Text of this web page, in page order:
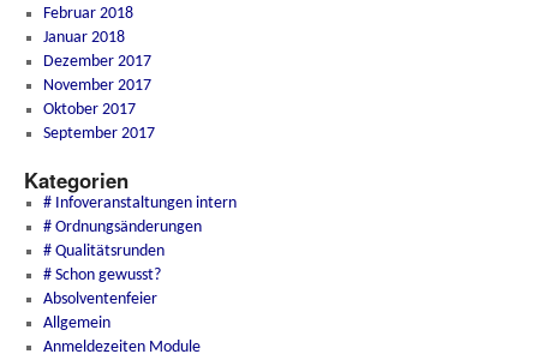
Februar 2018
Januar 2018
Dezember 2017
November 2017
Oktober 2017
September 2017
Kategorien
# Infoveranstaltungen intern
# Ordnungsänderungen
# Qualitätsrunden
# Schon gewusst?
Absolventenfeier
Allgemein
Anmeldezeiten Module